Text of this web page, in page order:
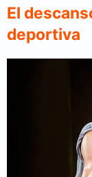
El
deportiva